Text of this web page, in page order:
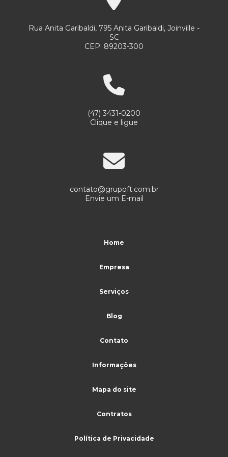
Serviços de limpeza e conservação empresas
Serviços de limpeza empresas
Serviços de limpeza e jardinagem
Serviços de portaria e limpeza
Serviços de portaria e recepção
Serviços de portaria e segurança
Serviços de recepção e portaria
Serviços terceirizados de portaria
Terceirização de limpeza e portaria
Rua Anita Garibaldi, 795 Anita Garibaldi, Joinville -
SC
CEP: 89203-300
(47) 3431-0200
Clique e ligue
contato@grupoft.com.br
Envie um E-mail
Home
Empresa
Serviços
Blog
Contato
Informações
Mapa do site
Contratos
Política de Privacidade